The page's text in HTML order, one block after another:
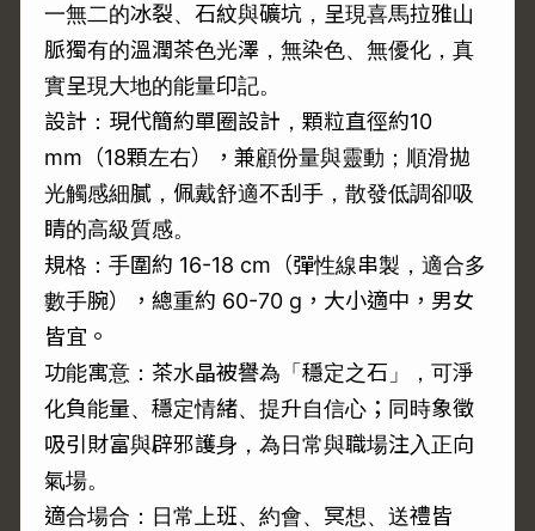
一無二的冰裂、石紋與礦坑，呈現喜馬拉雅山
脈獨有的溫潤茶色光澤，無染色、無優化，真
實呈現大地的能量印記。
設計：現代簡約單圈設計，顆粒直徑約10
mm（18顆左右），兼顧份量與靈動；順滑拋
光觸感細膩，佩戴舒適不刮手，散發低調卻吸
睛的高級質感。
規格：手圍約 16-18 cm（彈性線串製，適合多
數手腕），總重約 60-70 g，大小適中，男女
皆宜。
功能寓意：茶水晶被譽為「穩定之石」，可淨
化負能量、穩定情緒、提升自信心；同時象徵
吸引財富與辟邪護身，為日常與職場注入正向
氣場。
適合場合：日常上班、約會、冥想、送禮皆